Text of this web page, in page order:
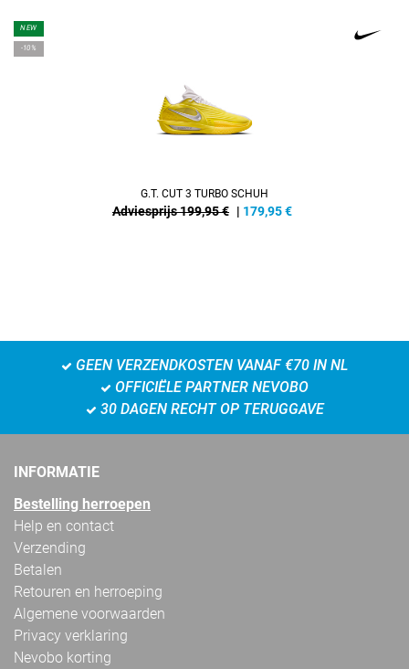
NEW
-10%
G.T. CUT 3 TURBO SCHUH
Adviesprijs 199,95 € | 179,95€
GEEN VERZENDKOSTEN VANAF €70 IN NL
OFFICIËLE PARTNER NEVOBO
30 DAGEN RECHT OP TERUGGAVE
INFORMATIE
Bestelling herroepen
Help en contact
Verzending
Betalen
Retouren en herroeping
Algemene voorwaarden
Privacy verklaring
Nevobo korting